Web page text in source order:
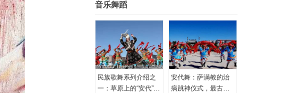
音乐舞蹈
民族歌舞系列介绍之
一：草原上的“安代”和
安代舞：萨满教的治
病跳神仪式，最古老